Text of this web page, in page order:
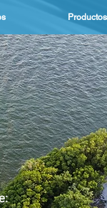
Productos